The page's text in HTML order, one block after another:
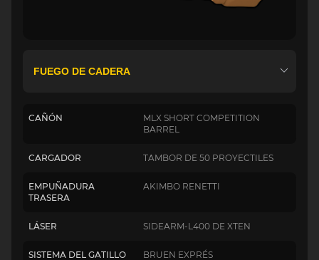
CAÑÓN
MLX SHORT COMPETITION
BARREL
CARGADOR TAMBOR DE 50 PROYECTILES
EMPUÑADURA
TRASERA
AKIMBO RENETTI
LÁSER SIDEARM-L400 DE XTEN
SISTEMA DEL GATILLO BRUEN EXPRÉS